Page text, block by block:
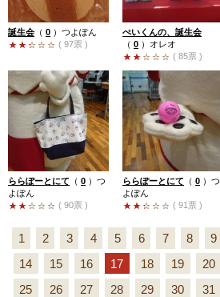
誕生会 （ 0 ） つよぽん
( 97票 )
ぺいくんの、誕生会
（ 0 ） オレオ
( 85票 )
ららぽーとにて （ 0 ） つ
よぽん
( 90票 )
ららぽーとにて （ 0 ） つ
よぽん
( 91票 )
1 2 3 4 5 6 7 8 9
14
15 16 17 18 19 20
25
26 27 28 29 30 31